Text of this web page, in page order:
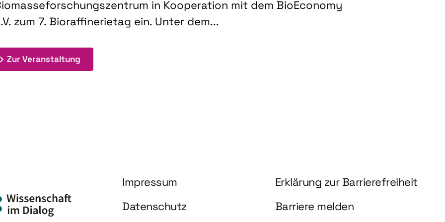
in Kooperation mit dem BioEconomy
zum 7. Bioraffinerietag ein. Unter dem...
Zur Veranstaltung: 7. Bioraffinerietag "Schlüsseltechnologien für biobasierte Produkte und Kraftstoffe"
Information und Service
Impressum
Erklärung zur Barrierefreiheit
Datenschutz
Barriere melden